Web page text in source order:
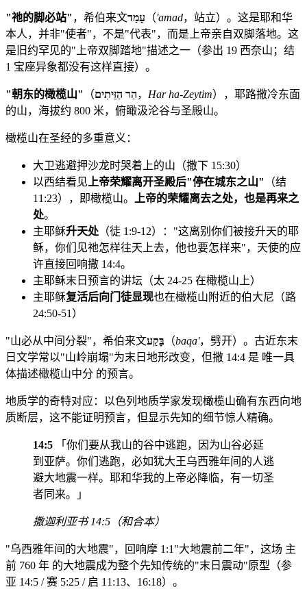
"祂的脚必站" ，希伯来文עָמַד （'amad，站立）。这是耶和华
本人，并非"使者"，不是"代表"，而是上帝亲自双脚落地。这
是旧约罕见的"上帝双脚踏地"描述之一（参出 19 西奈山；结
1 宝座异象都没有这样直接）。
"朝东的橄榄山" （הַר הַזֵּיתִים， Har ha-Zeytim），耶路撒冷东面
的山，海拔约 800 米，俯瞰汲沦谷与圣殿山。
橄榄山在圣经的多重意义：
大卫逃避押沙龙时哭着上的山（撒下 15:30）
以西结看见 上帝荣耀离开圣殿后"停在城东之山"
（结
11:23），即橄榄山。
上帝的荣耀离去之处，也是再来之
处。
主耶稣升天处 （徒 1:9-12）："这离别你们被接升天的耶
稣，你们见祂怎样往天上去，他也要怎样来"，天使的应
许直接回响撒 14:4。
主耶稣末日预言的讲坛（太 24-25 在橄榄山上）
主耶稣复活后向门徒显现也在橄榄山附近的伯大尼（路
24:50-51）
"山必从中间分裂"，希伯来文בָּקַע （baqa'，劈开）。古近东末
日文学常以"山岭崩塌"为末日地形改变，但撒 14:4 是 唯一具
体描述橄榄山中分 的预言。
地质学的奇特对应：以色列地质学家发现橄榄山确有东西向地
质断层，这不能证明预言，但显示先知的细节惊人精确。
14:5 「你们要从我山的谷中逃跑，因为山谷必延
到亚萨。你们逃跑，必如犹大王乌西雅年间的人逃
避大地震一样。耶和华我的上帝必降临，有一切圣
者同来。」
撒迦利亚书 14:5（和合本）
"乌西雅年间的大地震"，回响摩 1:1"大地震前二年"，这场 主
前 760 年 的大地震成为整个先知传统的"末日震动"原型（参
亚 14:5 / 赛 5:25 / 启 11:13、16:18）。